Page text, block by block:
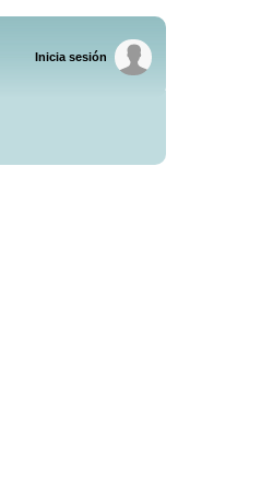
Inicia sesión